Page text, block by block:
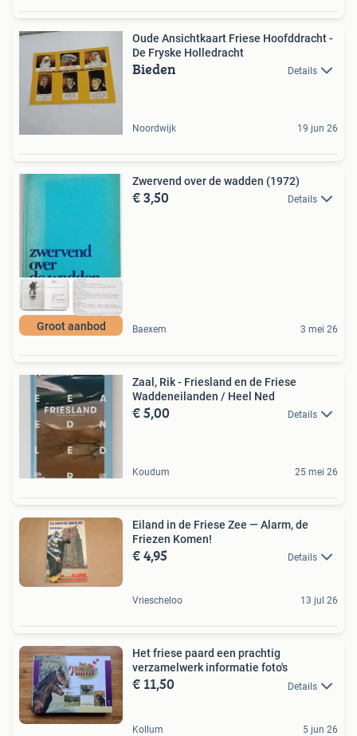
Oude Ansichtkaart Friese Hoofddracht -
De Fryske Holledracht
Bieden Details
Noordwijk 19 jun 26
Groot aanbod
Zwervend over de wadden (1972)
€ 3,50 Details
Baexem 3 mei 26
Zaal, Rik - Friesland en de Friese
Waddeneilanden / Heel Ned
€ 5,00 Details
Koudum 25 mei 26
Eiland in de Friese Zee — Alarm, de
Friezen Komen!
€ 4,95 Details
Vriescheloo 13 jul 26
Het friese paard een prachtig
verzamelwerk informatie foto's
€ 11,50 Details
Kollum 5 jun 26